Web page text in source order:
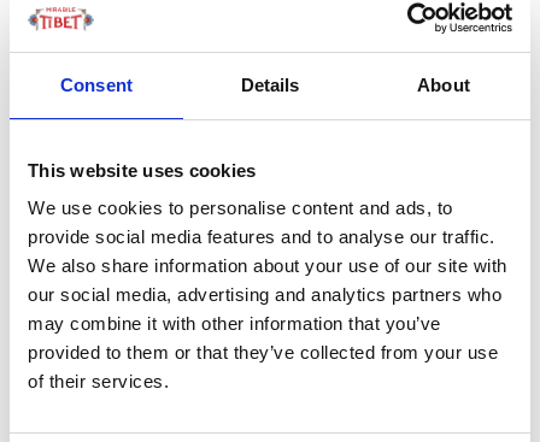
Consent Details About
This website uses cookies
We use cookies to personalise content and ads, to
provide social media features and to analyse our traffic.
We also share information about your use of our site with
our social media, advertising and analytics partners who
may combine it with other information that you’ve
provided to them or that they’ve collected from your use
of their services.
di ottenimento e soddisfazione dei desideri materiali.
Nel Buddismo tibetano si utilizzano vasi di forma
diversa a seconda delle pratiche rituali, in modo
spirituale, la perfezione del Dharma, la longevità e la
prosperità.Il vessillo della vittoria(in sancrito dhvaja, in
tibetano rgyal-mtshan) si riferisce a diversi oggetti della
cultura tibetana. E’ fatto in legno e tessuto, ma ne
esistono copie in metallo. Classicamente è uno stretto
cilindro di tessuto con tre o più strisce di seta adornato
con nastri di cinque colori (bianco, rosso, verde, blu,
giallo). Funge da decorazione e generalmente si trova